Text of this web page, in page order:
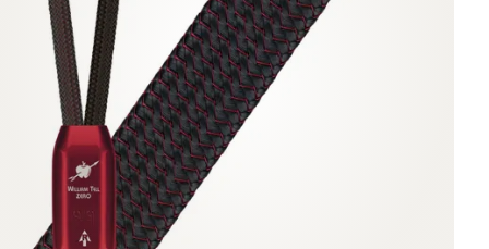
Zubehör
INSPIRATION
MARKEN
NEUHEITEN
ANGEBOTE